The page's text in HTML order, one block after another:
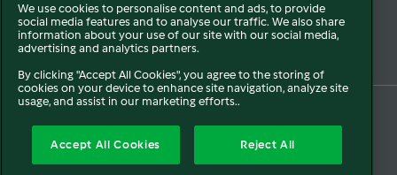
Zur Echtheit der Bewertungen
We use cookies to personalise content and ads, to provide
social media features and to analyse our traffic. We also share
information about your use of our site with our social media,
advertising and analytics partners.
By clicking "Accept All Cookies", you agree to the storing of
cookies on your device to enhance site navigation, analyze site
usage, and assist in our marketing efforts..
Accept All Cookies Reject All